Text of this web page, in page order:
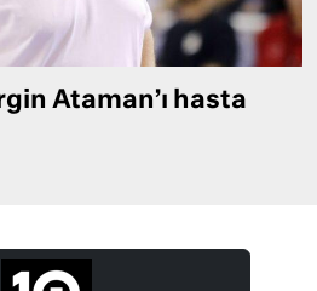
Ataman’ı hasta